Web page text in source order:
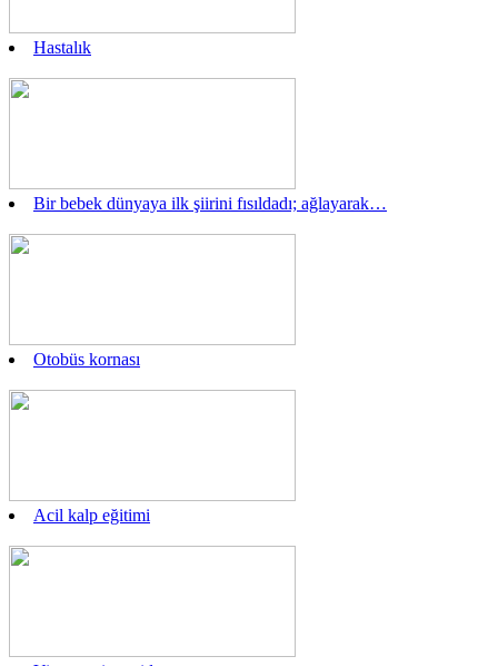
Hastalık
Bir bebek dünyaya ilk şiirini fısıldadı; ağlayarak…
Otobüs kornası
Acil kalp eğitimi